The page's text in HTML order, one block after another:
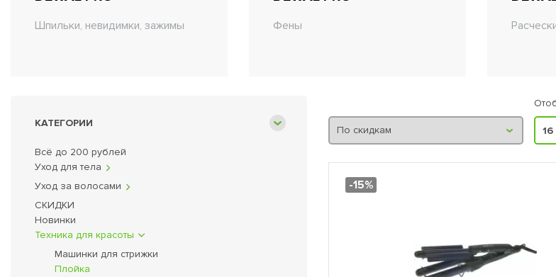
Шпильки, невидимки, зажимы Фены
КАТЕГОРИИ
Всё до 200 рублей
Уход для тела
Уход за волосами
СКИДКИ
Новинки
Техника для красоты
Машинки для стрижки
Плойка
16
-15%